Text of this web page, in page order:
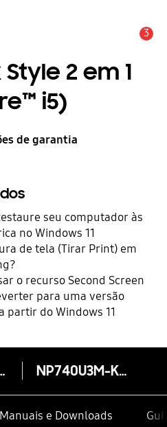
3
2 em 1
i5)
de garantia
seu computador às
no Windows 11
de tela (Tirar Print) em
o recurso Second Screen
para uma versão
partir do Windows 11
1 (Core™ i5) NP740U3M-KD2BR
Manuais e Downloads